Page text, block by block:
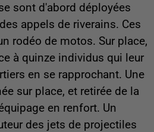
sont d'abord déployées
appels de riverains. Ces
rodéo de motos. Sur place,
à quinze individus qui leur
en se rapprochant. Une
sur place, et retirée de la
en renfort. Un
des jets de projectiles